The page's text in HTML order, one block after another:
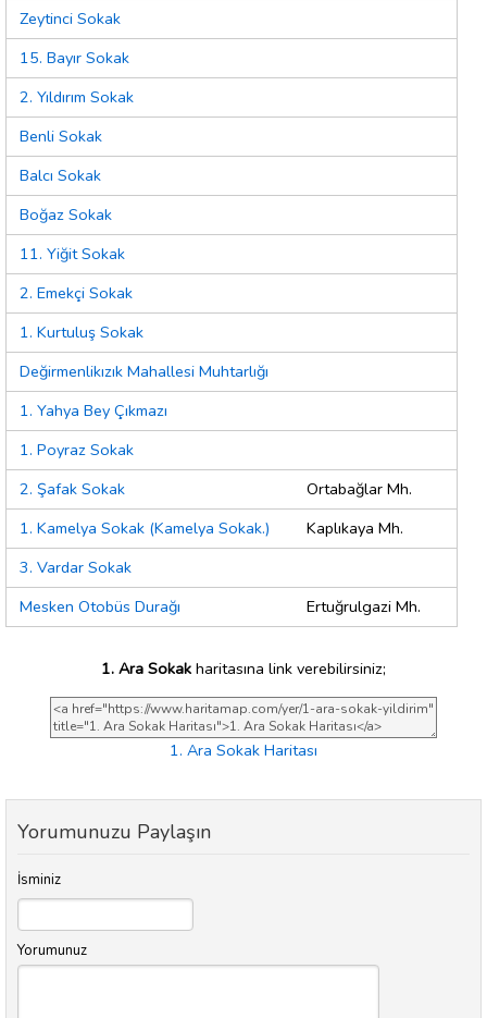
Zeytinci Sokak
15. Bayır Sokak
2. Yıldırım Sokak
Benli Sokak
Balcı Sokak
Boğaz Sokak
11. Yiğit Sokak
2. Emekçi Sokak
1. Kurtuluş Sokak
Değirmenlikızık Mahallesi Muhtarlığı
1. Yahya Bey Çıkmazı
1. Poyraz Sokak
2. Şafak Sokak
Ortabağlar Mh.
1. Kamelya Sokak (Kamelya Sokak.)
Kaplıkaya Mh.
3. Vardar Sokak
Mesken Otobüs Durağı
Ertuğrulgazi Mh.
1. Ara Sokak haritasına link verebilirsiniz;
1. Ara Sokak Haritası
Yorumunuzu Paylaşın
İsminiz
Yorumunuz